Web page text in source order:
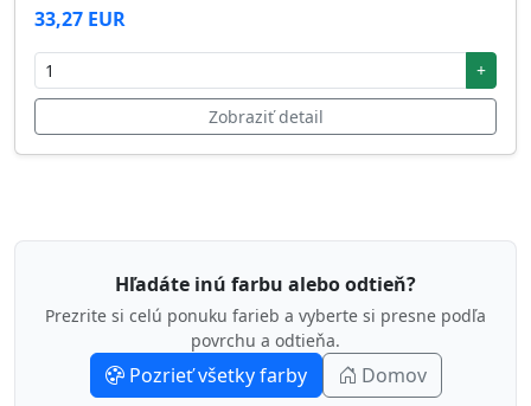
33,27 EUR
+
Zobraziť detail
Hľadáte inú farbu alebo odtieň?
Prezrite si celú ponuku farieb a vyberte si presne podľa
povrchu a odtieňa.
Pozrieť všetky farby Domov